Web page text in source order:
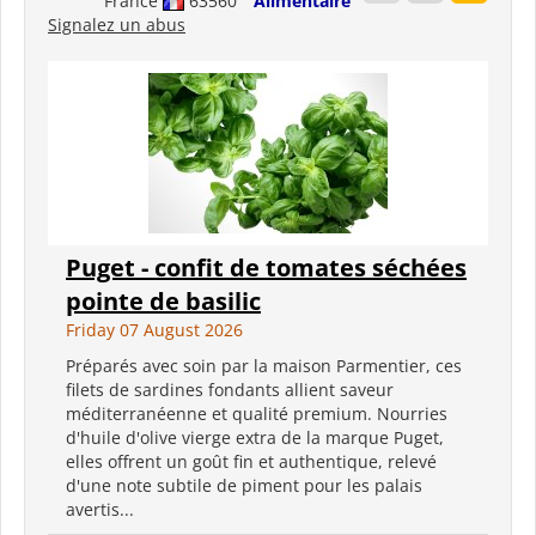
Signalez un abus
Puget - confit de tomates séchées
pointe de basilic
Friday 07 August 2026
Préparés avec soin par la maison Parmentier, ces
filets de sardines fondants allient saveur
méditerranéenne et qualité premium. Nourries
d'huile d'olive vierge extra de la marque Puget,
elles offrent un goût fin et authentique, relevé
d'une note subtile de piment pour les palais
avertis...